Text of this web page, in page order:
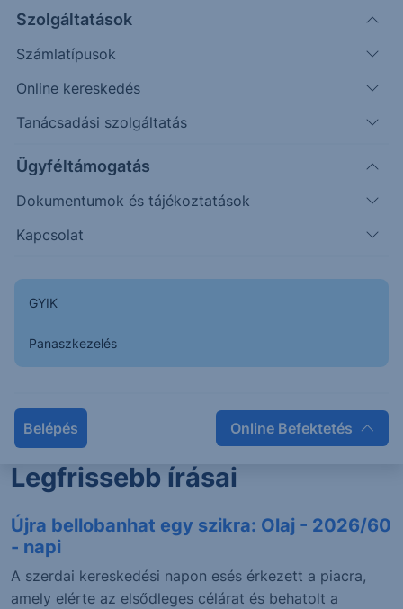
Szolgáltatások
Számlatípusok
Online kereskedés
Tanácsadási szolgáltatás
Ügyféltámogatás
Dokumentumok és tájékoztatások
Kapcsolat
GYIK
Panaszkezelés
Belépés Online Befektetés
Elemző
Szakmai vezető
Legfrissebb írásai
Újra bellobanhat egy szikra: Olaj - 2026/60
- napi
A szerdai kereskedési napon esés érkezett a piacra,
amely elérte az elsődleges célárat és behatolt a